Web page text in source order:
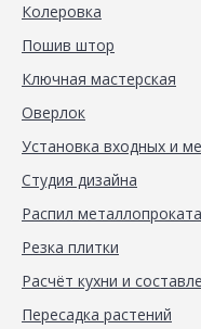
Колеровка
Пошив штор
Ключная мастерская
Оверлок
Установка входных и
Студия дизайна
Распил металлопроката
Резка плитки
Расчёт кухни и
Пересадка растений